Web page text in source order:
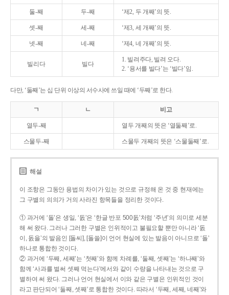
둘-째 두-째 ‘제2, 두 개째’의 뜻.
셋-째 세-째 ‘제3, 세 개째’의 뜻.
넷-째 네-째 ‘제4, 네 개째’의 뜻.
빌리다 빌다
1. 빌려주다, 빌려 오다.
2. ‘용서를 빌다’는 ‘빌다’임.
다만, ‘둘째’는 십 단위 이상의 서수사에 쓰일 때에 ‘두째’로 한다.
ㄱ ㄴ 비고
열두-째 열두 개째의 뜻은 ‘열둘째’로.
스물두-째 스물두 개째의 뜻은 ‘스물둘째’로.
해설
이 조항은 그동안 용법의 차이가 있는 것으로 규정해 온 것 중 현재에는
그 구별의 의의가 거의 사라진 항목들을 정리한 것이다.
① 과거에 ‘돌’은 생일, ‘돐’은 ‘한글 반포 500돐’처럼 ‘주년’의 의미로 세분
해 써 왔다. 그러나 그러한 구별은 인위적이고 불필요할 뿐만 아니라 ‘돐
이, 돐을’의 발음인 [돌씨], [돌쓸]이 언어 현실에 있는 발음이 아니므로 ‘돌’
하나로 통합한 것이다.
② 과거에 ‘두째, 세째’는 ‘첫째’와 함께 차례를, ‘둘째, 셋째’는 ‘하나째’와
함께 ‘사과를 벌써 셋째 먹는다’에서와 같이 수량을 나타내는 것으로 구
별하여 써 왔다. 그러나 언어 현실에서 이와 같은 구별은 인위적인 것이
라고 판단되어 ‘둘째, 셋째’로 통합한 것이다. 따라서 ‘두째, 세째, 네째’와